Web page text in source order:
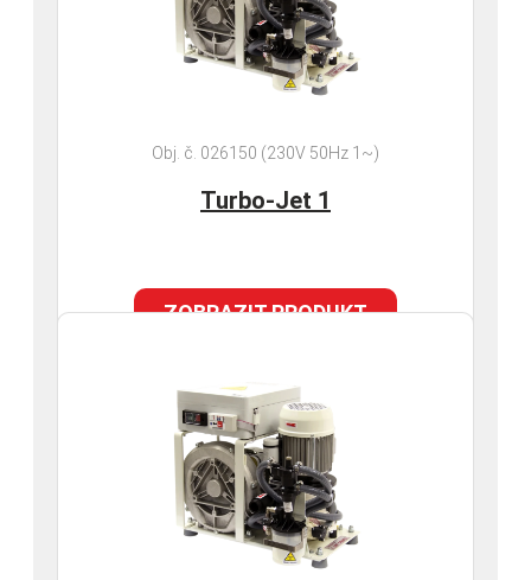
Obj. č. 026150 (230V 50Hz 1~)
Turbo-Jet 1
ZOBRAZIT PRODUKT